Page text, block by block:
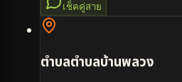
เช็คคู่สาย
ตำบลตำบลบ้านพลวง